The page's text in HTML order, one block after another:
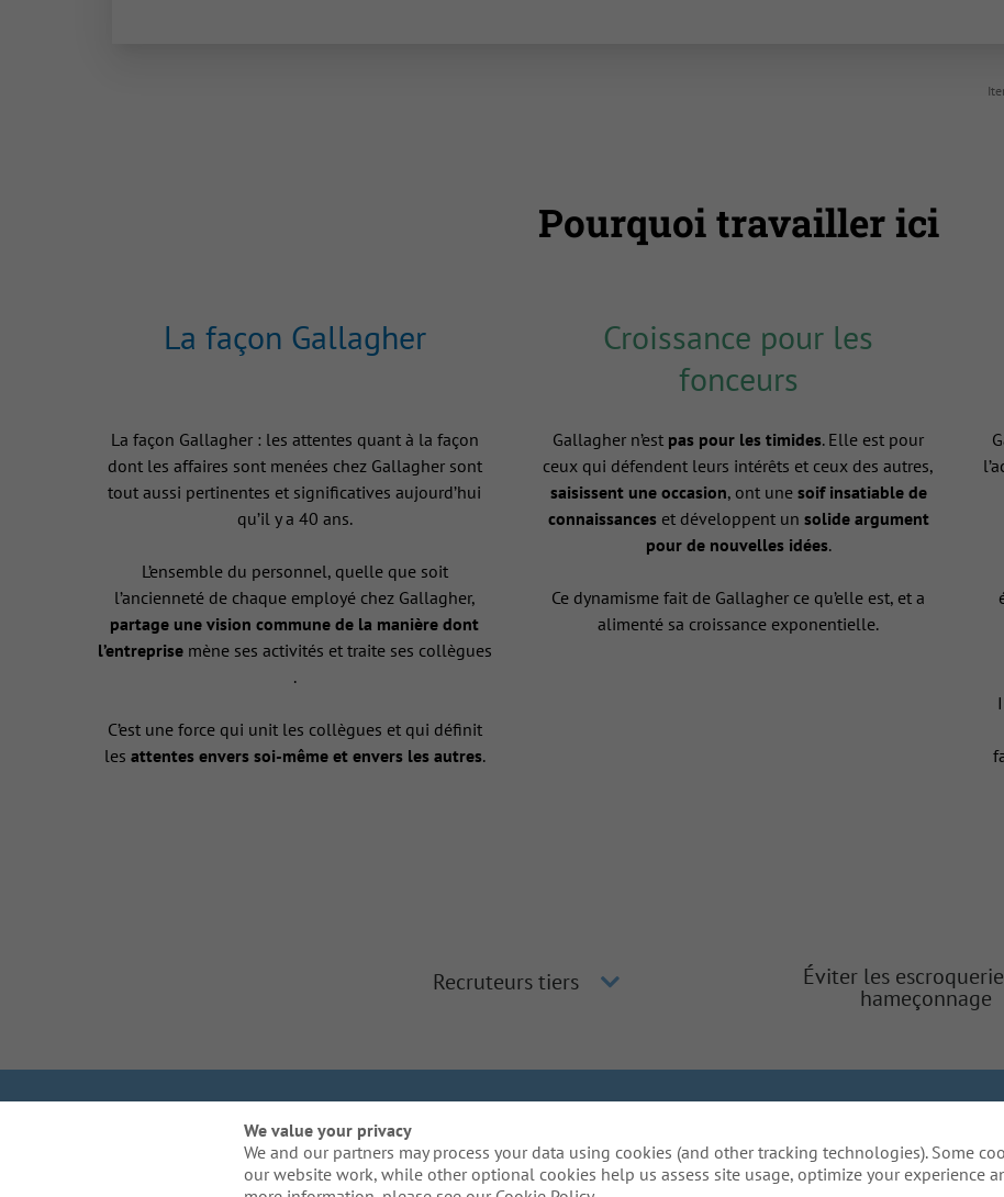
Pourquoi travailler ici
La façon Gallagher
La façon Gallagher : les attentes quant à la façon
dont les affaires sont menées chez Gallagher sont
tout aussi pertinentes et significatives aujourd’hui
qu’il y a 40 ans.
L’ensemble du personnel, quelle que soit
l’ancienneté de chaque employé chez Gallagher,
partage une vision commune de la manière dont
l’entreprisemène ses activités et traite ses collègues
.
C’est une force qui unit les collègues et qui définit
les attentes envers soi-même et envers les autres.
Croissance pour les
fonceurs
Gallagher n’est pas pour les timides. Elle est pour
ceux qui défendent leurs intérêts et ceux des autres,
saisissent une occasion, ont une soif insatiable de
connaissanceset développent un solide argument
pour de nouvelles idées.
Ce dynamisme fait de Gallagher ce qu’elle est, et a
alimenté sa croissance exponentielle.
Recruteurs tiers Éviter les
hameçonnage
Nous sommes Gallagher
Politique relative aux témoinsDo Not Sell or Share My Personal
Besoin de mesures d'adaptation raisonnables pour compléter une partie de notre
We value your privacy
We and our partners may process your data using cookies (and other tracking technologies). Some
our website work, while other optional cookies help us assess site usage, optimize your experience